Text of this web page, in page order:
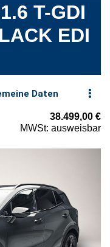
T-GDI
EDI
Daten
38.499,00 €
MWSt: ausweisbar